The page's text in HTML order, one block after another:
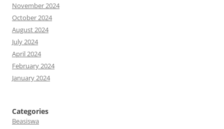
November 2024
October 2024
August 2024
July 2024
April 2024
February 2024
January 2024
Categories
Beasiswa